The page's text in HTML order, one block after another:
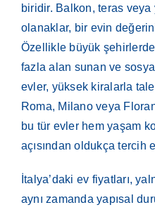
biridir. Balkon, teras
olanaklar, bir evin
Özellikle büyük
fazla alan sunan ve
evler, yüksek kiralarla
Roma, Milano veya
bu tür evler hem yaşam
açısından oldukça tercih
İtalya’daki ev fiyatları,
aynı zamanda yapısal